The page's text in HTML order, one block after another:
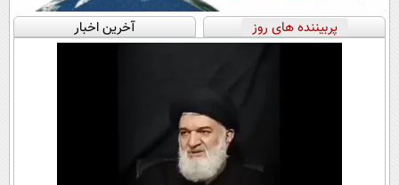
پربیننده های روز آخرین اخبار